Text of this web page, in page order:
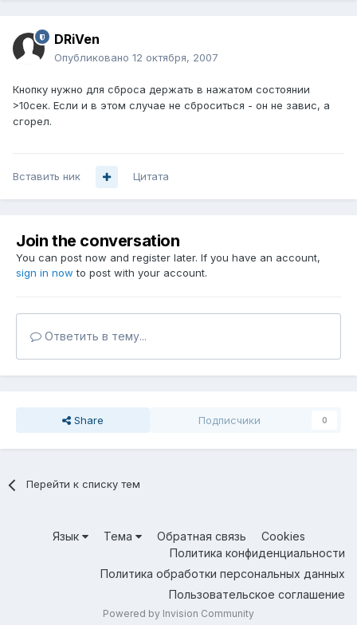
DRiVen
Опубликовано 12 октября, 2007
Кнопку нужно для сброса держать в нажатом состоянии
>10сек. Если и в этом случае не сброситься - он не завис, а
сгорел.
Вставить ник Цитата
Join the conversation
You can post now and register later. If you have an account,
sign in now to post with your account.
Ответить в тему...
Share Подписчики 0
Перейти к списку тем
Язык Тема Обратная связь
Cookies
Политика конфиденциальности
Политика обработки персональных данных
Пользовательское соглашение
Powered by Invision Community